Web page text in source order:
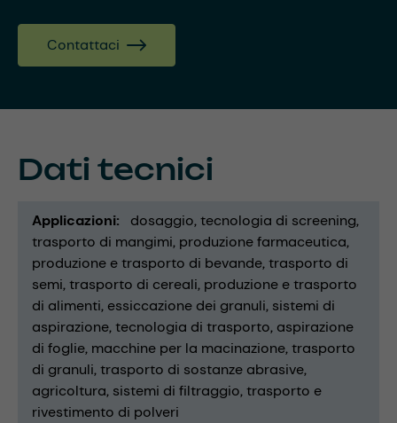
Contattaci
Dati tecnici
Applicazioni dosaggio tecnologia di screening
trasporto di mangimi produzione farmaceutica
produzione e trasporto di bevande trasporto di
semi trasporto di cereali produzione e trasporto
di alimenti essiccazione dei granuli sistemi di
aspirazione tecnologia di trasporto aspirazione
di foglie macchine per la macinazione trasporto
di granuli trasporto di sostanze abrasive
agricoltura sistemi di filtraggio trasporto e
rivestimento di polveri